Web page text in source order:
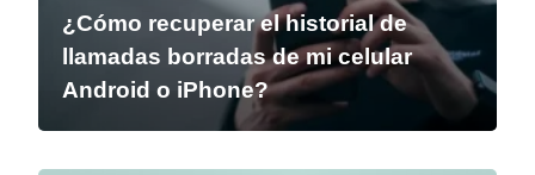
¿Cómo recuperar el historial de
llamadas borradas de mi celular
Android o iPhone?